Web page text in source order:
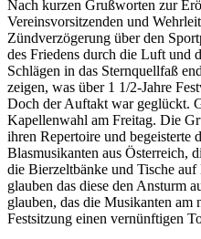
Nach kurzen Grußworten zur
Vereinsvorsitzenden und
Zündverzögerung über den
des Friedens durch die Luft und
Schlägen in das Sternquellfaß
zeigen, was über 1 1/2-Jahre
Doch der Auftakt war geglückt.
Kapellenwahl am Freitag. Die
ihren Repertoire und begeisterte
Blasmusikanten aus Österreich,
die Bierzeltbänke und Tische
glauben das diese den Ansturm
glauben, das die Musikanten
Festsitzung einen vernünftigen